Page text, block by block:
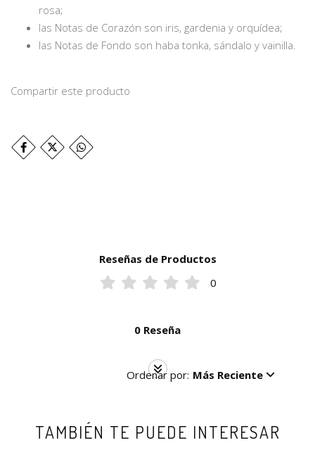
rosa;
las Notas de Corazón son iris, gardenia y orquídea;
las Notas de Fondo son haba tonka, sándalo y vainilla.
Compartir este producto
Reseñas de Productos
0
0 Reseña
Ordenar por: Más Reciente
TAMBIÉN TE PUEDE INTERESAR